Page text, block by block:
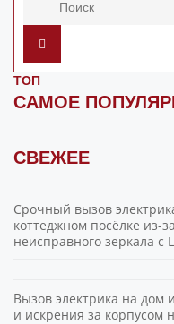
ТОП
САМОЕ
СВЕЖЕЕ
Срочный вызов
коттеджном посёлке из-
неисправного зеркала с
Вызов электрика на дом
и искрения за корпусом